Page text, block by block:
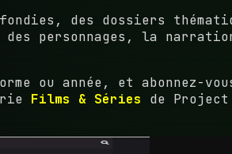
des dossiers
personnages, la
ou année, et abonnez-
Films & Séries de